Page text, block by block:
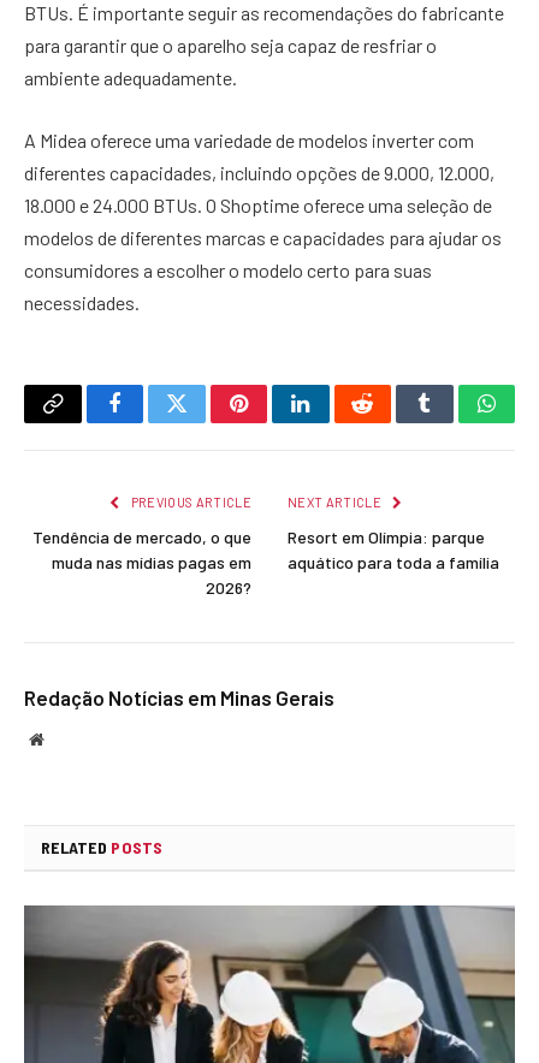
BTUs. É importante seguir as recomendações do fabricante
para garantir que o aparelho seja capaz de resfriar o
ambiente adequadamente.
A Midea oferece uma variedade de modelos inverter com
diferentes capacidades, incluindo opções de 9.000, 12.000,
18.000 e 24.000 BTUs. O Shoptime oferece uma seleção de
modelos de diferentes marcas e capacidades para ajudar os
consumidores a escolher o modelo certo para suas
necessidades.
Copy
FacebookTwitterPinterestLinkedInRedditTumblr
PREVIOUS ARTICLE
Tendência de mercado, o que
muda nas mídias pagas em
2026?
NEXT ARTICLE
Resort em Olímpia: parque
aquático para toda a família
Redação Notícias em Minas Gerais
Website
RELATED POSTS